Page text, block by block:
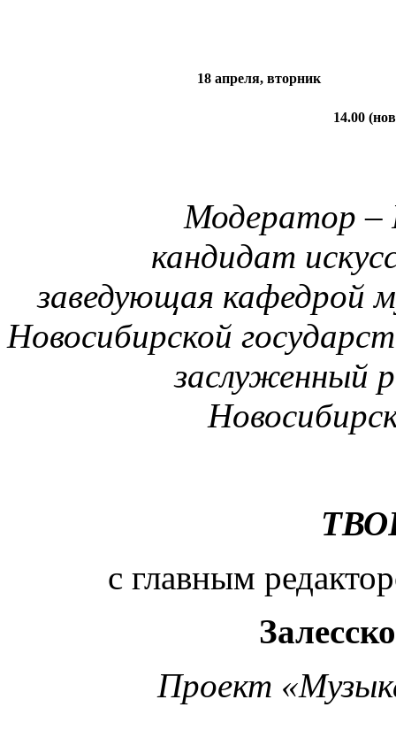
18 апреля, вторник
14.00
Модератор –
кандидат
заведующая кафедрой
Новосибирской
заслуженный
с главным
Проект